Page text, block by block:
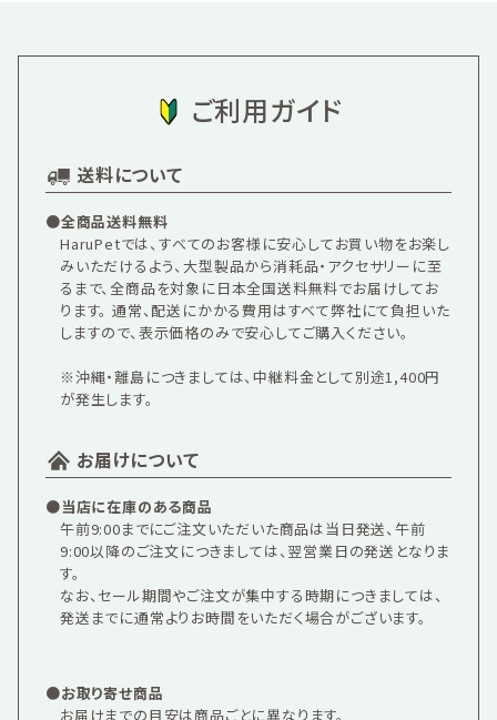
ご利用ガイド
送料について
●全商品送料無料
HaruPetでは、すべてのお客様に安心してお買い物をお楽し
みいただけるよう、大型製品から消耗品・アクセサリーに至
るまで、全商品を対象に日本全国送料無料でお届けしてお
ります。 通常、配送にかかる費用はすべて弊社にて負担いた
しますので、表示価格のみで安心してご購入ください。
※沖縄・離島につきましては、中継料金として別途1,400円
が発生します。
お届けについて
●当店に在庫のある商品
午前9:00までにご注文いただいた商品は当日発送、午前
9:00以降のご注文につきましては、翌営業日の発送となりま
す。
なお、セール期間やご注文が集中する時期につきましては、
発送までに通常よりお時間をいただく場合がございます。
●お取り寄せ商品
お届けまでの目安は商品ごとに異なります。